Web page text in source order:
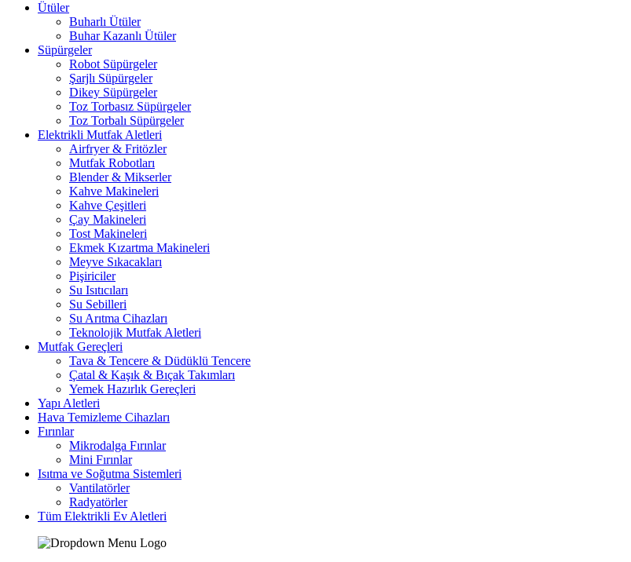
Ütüler
Buharlı Ütüler
Buhar Kazanlı Ütüler
Süpürgeler
Robot Süpürgeler
Şarjlı Süpürgeler
Dikey Süpürgeler
Toz Torbasız Süpürgeler
Toz Torbalı Süpürgeler
Elektrikli Mutfak Aletleri
Airfryer & Fritözler
Mutfak Robotları
Blender & Mikserler
Kahve Makineleri
Kahve Çeşitleri
Çay Makineleri
Tost Makineleri
Ekmek Kızartma Makineleri
Meyve Sıkacakları
Pişiriciler
Su Isıtıcıları
Su Sebilleri
Su Arıtma Cihazları
Teknolojik Mutfak Aletleri
Mutfak Gereçleri
Tava & Tencere & Düdüklü Tencere
Çatal & Kaşık & Bıçak Takımları
Yemek Hazırlık Gereçleri
Yapı Aletleri
Hava Temizleme Cihazları
Fırınlar
Mikrodalga Fırınlar
Mini Fırınlar
Isıtma ve Soğutma Sistemleri
Vantilatörler
Radyatörler
Tüm Elektrikli Ev Aletleri